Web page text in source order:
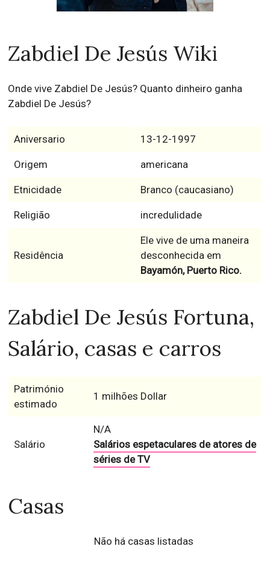
Zabdiel De Jesús Wiki
Onde vive Zabdiel De Jesús? Quanto dinheiro ganha
Zabdiel De Jesús?
Aniversario 13-12-1997
Origem americana
Etnicidade Branco (caucasiano)
Religião incredulidade
Residência
Ele vive de uma maneira
desconhecida em
Bayamón, Puerto Rico.
Zabdiel De Jesús Fortuna,
Salário, casas e carros
Património
estimado
1 milhões Dollar
Salário
N/A
Salários espetaculares de atores de
séries de TV
Casas
Não há casas listadas